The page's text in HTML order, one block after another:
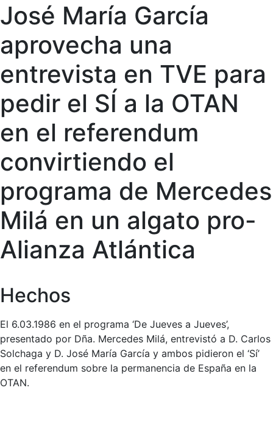
José María García
aprovecha una
entrevista en TVE para
pedir el SÍ a la OTAN
en el referendum
convirtiendo el
programa de Mercedes
Milá en un algato pro-
Alianza Atlántica
Hechos
El 6.03.1986 en el programa ‘De Jueves a Jueves’,
presentado por Dña. Mercedes Milá, entrevistó a D. Carlos
Solchaga y D. José María García y ambos pidieron el ‘Sí’
en el referendum sobre la permanencia de España en la
OTAN.